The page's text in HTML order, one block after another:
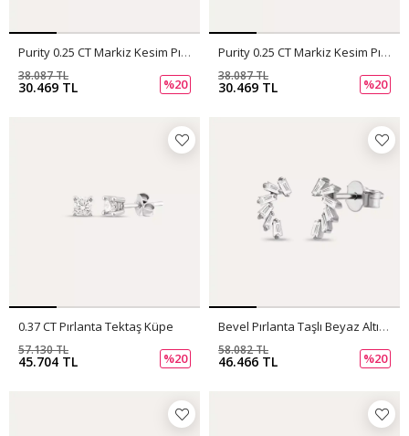
Purity 0.25 CT Markiz Kesim Pırlanta Taşlı Beyaz Altın Küpe
30.469 TL
38.087 TL
%20
Purity 0.25 CT Markiz Kesim Pırlanta Taşlı Rose Altın Küpe
30.469 TL
38.087 TL
%20
0.37 CT Pırlanta Tektaş Küpe
45.704 TL
57.130 TL
%20
Bevel Pırlanta Taşlı Beyaz Altın Küpe
46.466 TL
58.082 TL
%20